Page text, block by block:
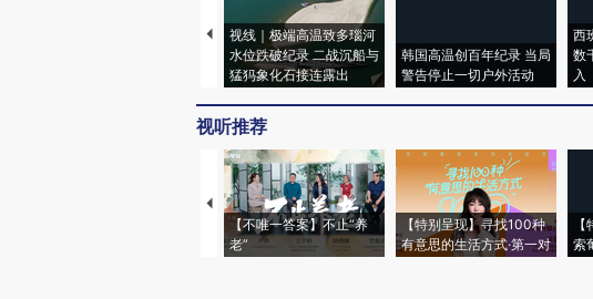
视线｜极端高温致多瑙河
水位跌破纪录 二战沉船与
猛犸象化石接连露出
韩国高温创百年纪录 当局
警告停止一切户外活动
西
数
入
视听推荐
【不唯一答案】不止“养
老”
【特别呈现】寻找100种
有意思的生活方式·第一对
索